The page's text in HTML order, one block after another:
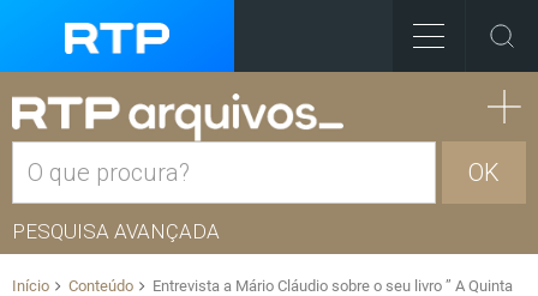
OK
PESQUISA AVANÇADA
Início Conteúdo
Entrevista a Mário Cláudio sobre o seu livro ” A Quinta